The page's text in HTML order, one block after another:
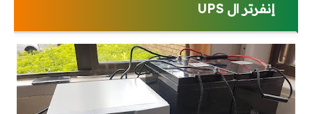
إنفرتر ال UPS